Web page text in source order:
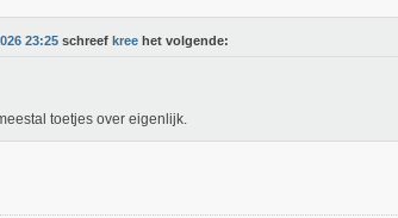
23:25 schreef kree het volgende:
toetjes over eigenlijk.